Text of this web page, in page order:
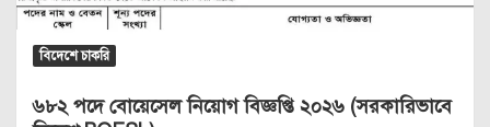
বিদেশে চাকরি
৬৮২ পদে বোয়েসেল নিয়োগ বিজ্ঞপ্তি ২০২৬ (সরকারিভাবে